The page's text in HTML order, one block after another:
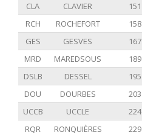
CLA
CLAVIER 151
RCH
ROCHEFORT 158
GES
GESVES 167
MRD
MAREDSOUS 189
DSLB
DESSEL 195
DOU
DOURBES 203
UCCB
UCCLE 224
RQR
RONQUIÈRES 229